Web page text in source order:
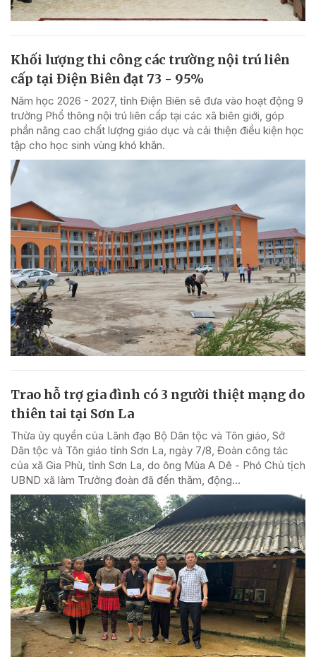
Khối lượng thi công các trường nội trú liên
cấp tại Điện Biên đạt 73 - 95%
Năm học 2026 - 2027, tỉnh Điện Biên sẽ đưa vào hoạt động 9
trường Phổ thông nội trú liên cấp tại các xã biên giới, góp
phần nâng cao chất lượng giáo dục và cải thiện điều kiện học
tập cho học sinh vùng khó khăn.
Trao hỗ trợ gia đình có 3 người thiệt mạng do
thiên tai tại Sơn La
Thừa ủy quyền của Lãnh đạo Bộ Dân tộc và Tôn giáo, Sở
Dân tộc và Tôn giáo tỉnh Sơn La, ngày 7/8, Đoàn công tác
của xã Gia Phù, tỉnh Sơn La, do ông Mùa A Dê - Phó Chủ tịch
UBND xã làm Trưởng đoàn đã đến thăm, động...